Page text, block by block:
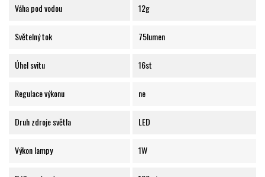
Váha pod vodou 12g
Světelný tok 75lumen
Úhel svitu 16st
Regulace výkonu ne
Druh zdroje světla LED
Výkon lampy 1W